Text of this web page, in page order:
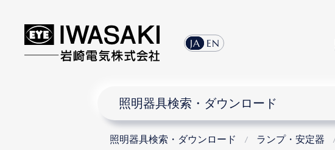
JA EN
照明器具検索・ダウンロード
照明器具検索・ダウンロード ランプ・安定器